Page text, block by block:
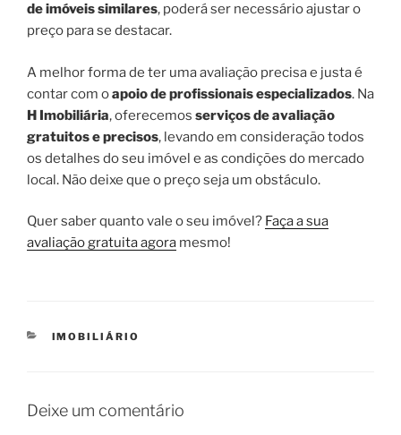
de imóveis similares, poderá ser necessário ajustar o
preço para se destacar.
A melhor forma de ter uma avaliação precisa e justa é
contar com oapoio de profissionais especializados. Na
H Imobiliária, oferecemos serviços de avaliação
gratuitos e precisos, levando em consideração todos
os detalhes do seu imóvel e as condições do mercado
local. Não deixe que o preço seja um obstáculo.
Quer saber quanto vale o seu imóvel? Faça a sua
avaliação gratuita agora mesmo!
CATEGORIAS
IMOBILIÁRIO
Deixe um comentário